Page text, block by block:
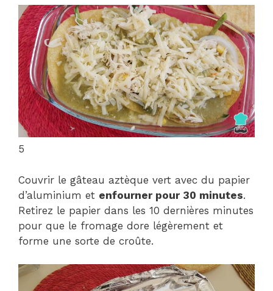
5
Couvrir le gâteau aztèque vert avec du papier
d’aluminium et enfourner pour 30 minutes.
Retirez le papier dans les 10 dernières minutes
pour que le fromage dore légèrement et
forme une sorte de croûte.